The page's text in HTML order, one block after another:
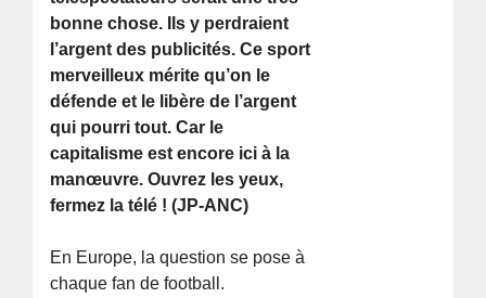
bonne chose. Ils y perdraient
l’argent des publicités. Ce sport
merveilleux mérite qu’on le
défende et le libère de l’argent
qui pourri tout. Car le
capitalisme est encore ici à la
manœuvre. Ouvrez les yeux,
fermez la télé ! (JP-ANC)
En Europe, la question se pose à
chaque fan de football.